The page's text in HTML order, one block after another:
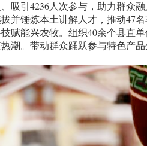
、吸引4236人次参与，助力群众
并锤炼本土讲解人才，推动47
赋能兴农牧。组织40余个县直
潮。带动群众踊跃参与特色产